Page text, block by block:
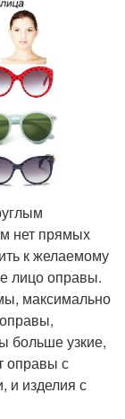
нет прямых
к желаемому
лицо оправы.
максимально
больше узкие,
оправы с
и изделия с